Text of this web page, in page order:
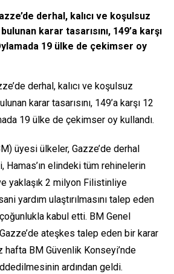
derhal, kalıcı ve koşulsuz
karar tasarısını, 149’a karşı
19 ülke de çekimser oy
derhal, kalıcı ve koşulsuz
karar tasarısını, 149’a karşı 12
19 ülke de çekimser oy kullandı.
üyesi ülkeler, Gazze’de derhal
elindeki tüm rehinelerin
yaklaşık 2 milyon Filistinliye
yardım ulaştırılmasını talep eden
kabul etti. BM Genel
ateşkes talep eden bir karar
hafta BM Güvenlik Konseyi’nde
ardından geldi.